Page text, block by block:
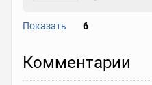
Показать 6
ona 2024
Комментарии